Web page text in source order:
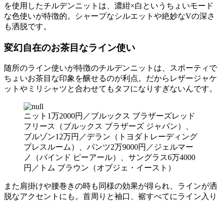
を使用したチルデンニットは、濃紺×白というちょいモード
な色使いが特徴的。シャープなシルエットや絶妙なVの深さ
も洒脱です。
変幻自在のお茶目なライン使い
随所のライン使いが特徴のチルデンニットは、スポーティで
ちょいお茶目な印象を醸せるのが利点。だからレザージャケ
ットやミリシャツと合わせてもタフになりすぎないんです。
ニット1万2000円／ブルックス ブラザーズレッド
フリース（ブルックス ブラザーズ ジャパン）、
ブルゾン12万円／デラン（トヨダトレーディング
プレスルーム）、パンツ2万9000円／ジェルマー
ノ（バインド ピーアール）、サングラス6万4000
円／トム ブラウン（オブジェ・イースト）
また肩掛けや腰巻きの時も同様の効果が得られ、ラインが洒
脱なアクセントにも。首周りと袖口、裾すべてにライン入り